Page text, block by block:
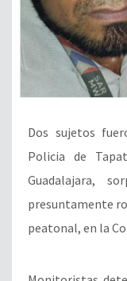
Dos sujetos
Policia de
Guadalajara,
presuntamente
peatonal, en la